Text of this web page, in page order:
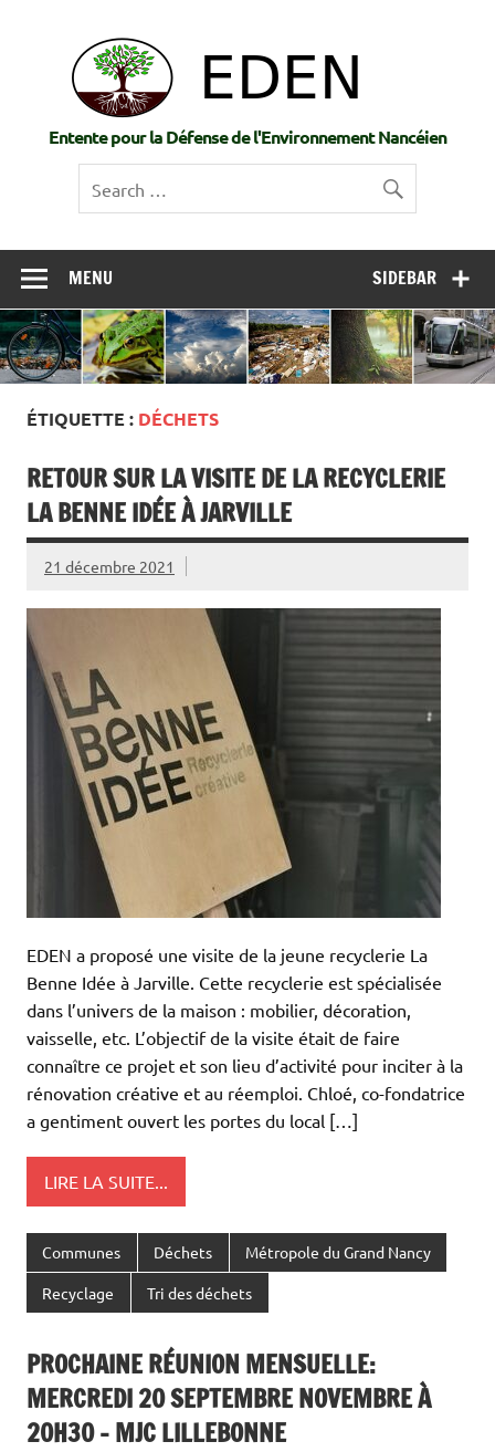
Entente pour la Défense de l'Environnement Nancéien
SIDEBAR
MENU
ÉTIQUETTE : DÉCHETS
RETOUR SUR LA VISITE DE LA RECYCLERIE
LA BENNE IDÉE À JARVILLE
21 décembre 2021
EDEN a proposé une visite de la jeune recyclerie La
Benne Idée à Jarville. Cette recyclerie est spécialisée
dans l’univers de la maison : mobilier, décoration,
vaisselle, etc. L’objectif de la visite était de faire
connaître ce projet et son lieu d’activité pour inciter à la
rénovation créative et au réemploi. Chloé, co-fondatrice
a gentiment ouvert les portes du local […]
LIRE LA SUITE...
Communes Déchets Métropole du Grand Nancy
Recyclage Tri des déchets
PROCHAINE RÉUNION MENSUELLE:
MERCREDI 20 SEPTEMBRE NOVEMBRE À
20H30 – MJC LILLEBONNE